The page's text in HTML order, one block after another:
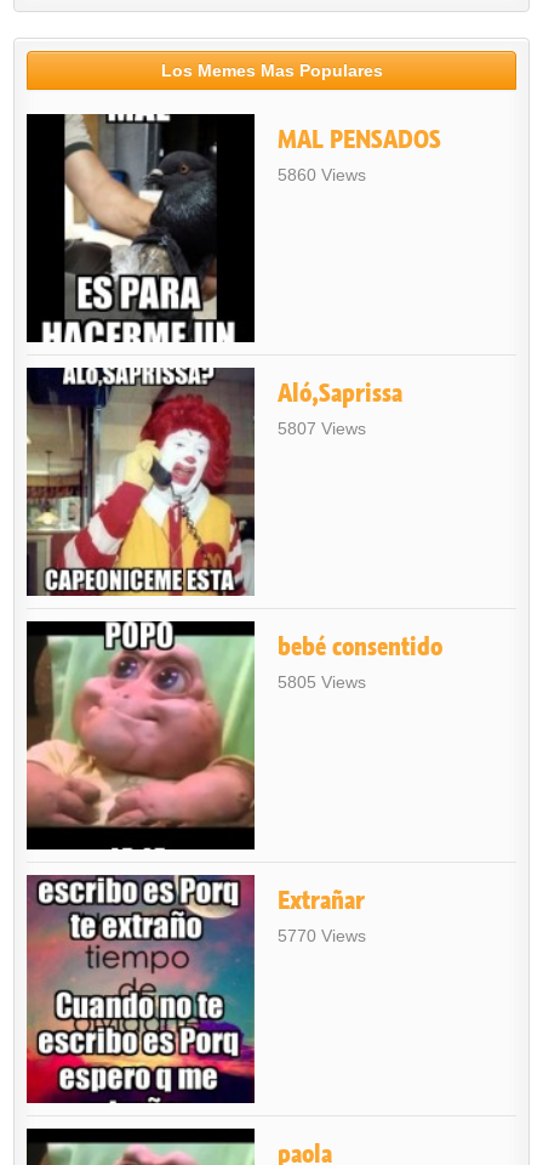
Los Memes Mas Populares
MAL PENSADOS
5860 Views
Aló,Saprissa
5807 Views
bebé consentido
5805 Views
Extrañar
5770 Views
paola